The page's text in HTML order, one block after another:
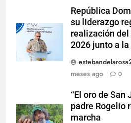
República
su liderazgo
realización del
2026 junto a la
meses ago
0
“El oro de San
padre Rogelio
marcha